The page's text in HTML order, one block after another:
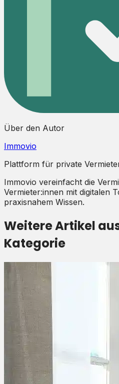
Über den Autor
Immovio
Plattform für private
Immovio vereinfacht die
Vermieter:innen mit digitalen
praxisnahem Wissen.
Weitere Artikel
Kategorie